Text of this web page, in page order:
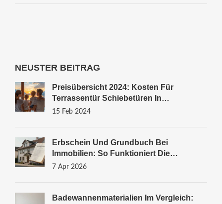
NEUSTER BEITRAG
Preisübersicht 2024: Kosten Für
Terrassentür Schiebetüren In
Deutschland
15 Feb 2024
Erbschein Und Grundbuch Bei
Immobilien: So Funktioniert Die
Umschreibung
7 Apr 2026
Badewannenmaterialien Im Vergleich: